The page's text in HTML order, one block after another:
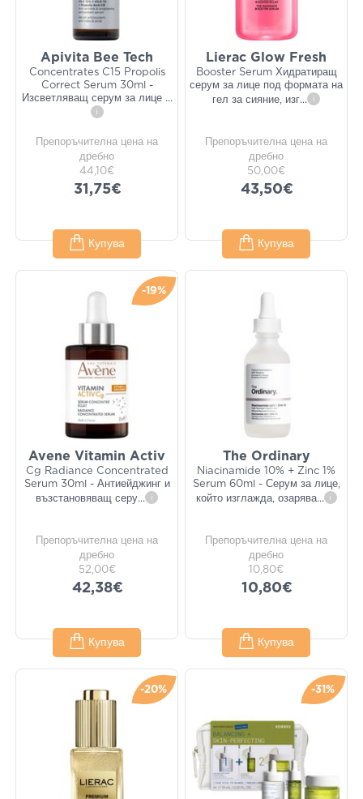
Apivita Bee Tech
Concentrates C15 Propolis
Correct Serum 30ml -
Изсветляващ серум за лице ...
i
Препоръчителна цена на
дребно
44,10€
31,75€
Купува
Lierac Glow Fresh
Booster Serum Хидратиращ
серум за лице под формата на
гел за сияние, изг... i
Препоръчителна цена на
дребно
50,00€
43,50€
Купува
-19%
Avene Vitamin Activ
Cg Radiance Concentrated
Serum 30ml - Антиейджинг и
възстановяващ серу... i
Препоръчителна цена на
дребно
52,00€
42,38€
Купува
The Ordinary
Niacinamide 10% + Zinc 1%
Serum 60ml - Серум за лице,
който изглажда, озарява... i
Препоръчителна цена на
дребно
10,80€
10,80€
Купува
-20% -31%